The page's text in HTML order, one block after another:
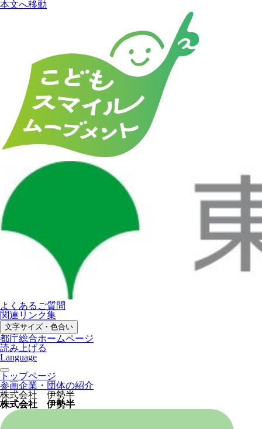
本文へ移動
よくあるご質問
関連リンク集
文字サイズ・色合い
都庁総合ホームページ
読み上げる
Language
トップページ
参画企業・団体の紹介
株式会社 伊勢半
株式会社 伊勢半